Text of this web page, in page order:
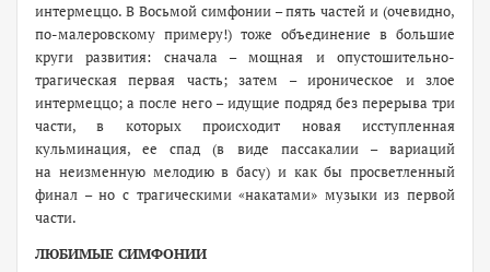
интермеццо. В Восьмой симфонии – пять частей и (очевидно,
по-малеровскому примеру!) тоже объединение в большие
круги развития: сначала – мощная и опустошительно-
трагическая первая часть; затем – ироническое и злое
интермеццо; а после него – идущие подряд без перерыва три
части, в которых происходит новая исступленная
кульминация, ее спад (в виде пассакалии – вариаций
на неизменную мелодию в басу) и как бы просветленный
финал – но с трагическими «накатами» музыки из первой
части.
ЛЮБИМЫЕ СИМФОНИИ